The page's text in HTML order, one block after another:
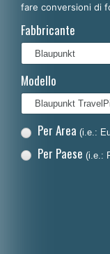
fare conversioni di
Fabbricante
Modello
Per Area (i.e.:
Per Paese (i.e.: